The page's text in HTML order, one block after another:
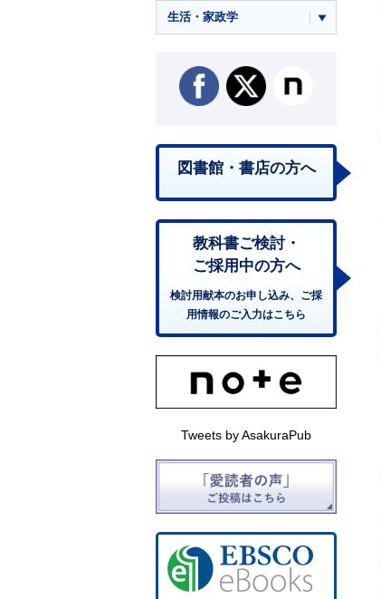
生活・家政学
図書館・書店の方へ
教科書ご検討・
ご採用中の方へ
検討用献本のお申し込み、ご採
用情報のご入力はこちら
Tweets by AsakuraPub